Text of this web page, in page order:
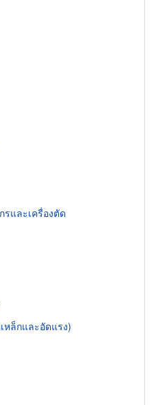
และเครื่องตัด
หล็กและอัดแรง)